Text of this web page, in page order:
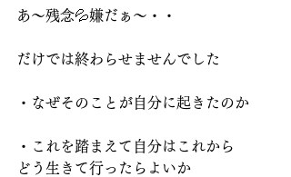
あ～残念💦嫌だぁ～・・
だけでは終わらせませんでした
・なぜそのことが自分に起きたのか
・これを踏まえて自分はこれから
どう生きて行ったらよいか